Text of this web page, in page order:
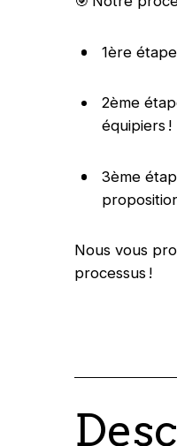
1ère
2ème
équipiers !
3ème
Nous vous
processus !